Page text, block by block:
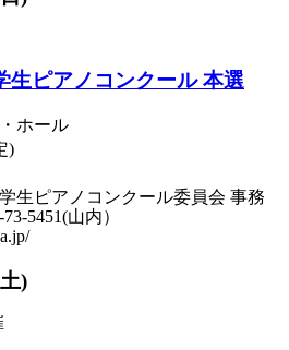
生ピアノコンクール 本選
ホール
)
生ピアノコンクール委員会 事務
5451(山内）
)